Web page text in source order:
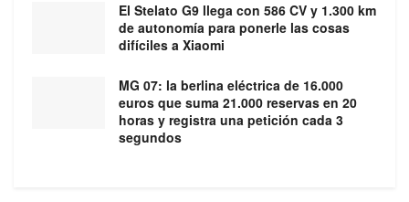
El Stelato G9 llega con 586 CV y 1.300 km
de autonomía para ponerle las cosas
difíciles a Xiaomi
MG 07: la berlina eléctrica de 16.000
euros que suma 21.000 reservas en 20
horas y registra una petición cada 3
segundos